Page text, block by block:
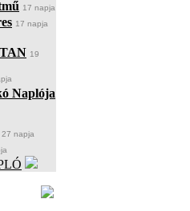
17 napja
17 napja
19
Naplója
27 napja